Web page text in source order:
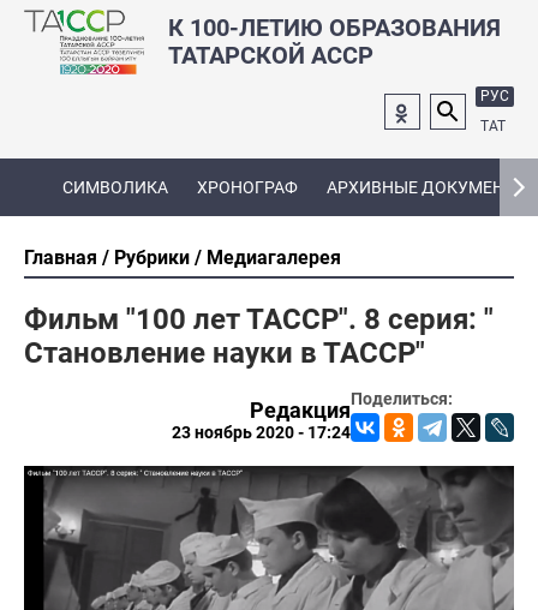
К 100-ЛЕТИЮ ОБРАЗОВАНИЯ
ТАТАРСКОЙ АССР
РУС
ТАТ
СИМВОЛИКА ХРОНОГРАФ АРХИВНЫЕ ДОКУМЕНТЫ
Главная Рубрики Медиагалерея
Фильм "100 лет ТАССР". 8 серия: "
Становление науки в ТАССР"
Поделиться:
Редакция
23 ноябрь 2020 - 17:24